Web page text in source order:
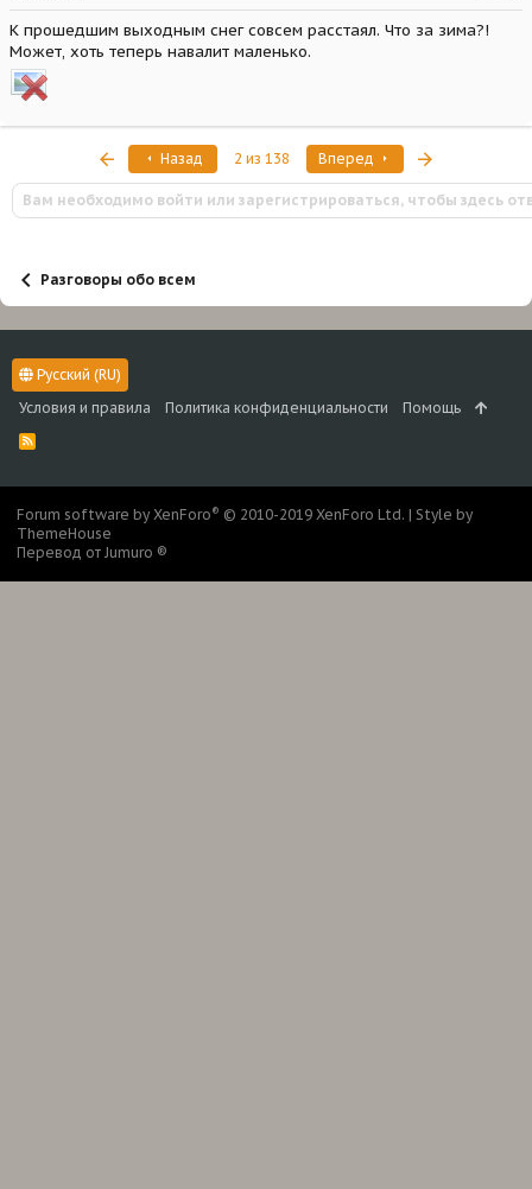
К прошедшим выходным снег совсем расстаял. Что за зима?!
Может, хоть теперь навалит маленько.
ПервыйНазад 2 из 138 Вперед
Вам необходимо войти или зарегистрироваться, чтобы здесь
Разговоры обо всем
Русский (RU)
Условия и правила
Политика конфиденциальности Помощь
R
Forum software by XenForo® © 2010-2019 XenForo Ltd. | Style by
ThemeHouse
Перевод от Jumuro ®